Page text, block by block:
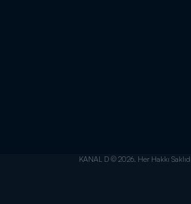
KANAL D © 2026. Her Hakkı